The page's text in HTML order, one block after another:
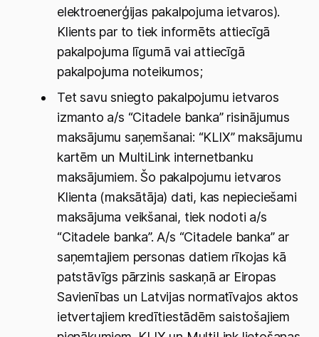
elektroenerģijas pakalpojuma ietvaros).
Klients par to tiek informēts attiecīgā
pakalpojuma līgumā vai attiecīgā
pakalpojuma noteikumos;
Tet savu sniegto pakalpojumu ietvaros
izmanto a/s “Citadele banka” risinājumus
maksājumu saņemšanai: “KLIX” maksājumu
kartēm un MultiLink internetbanku
maksājumiem. Šo pakalpojumu ietvaros
Klienta (maksātāja) dati, kas nepieciešami
maksājuma veikšanai, tiek nodoti a/s
“Citadele banka”. A/s “Citadele banka” ar
saņemtajiem personas datiem rīkojas kā
patstāvīgs pārzinis saskaņā ar Eiropas
Savienības un Latvijas normatīvajos aktos
ietvertajiem kredītiestādēm saistošajiem